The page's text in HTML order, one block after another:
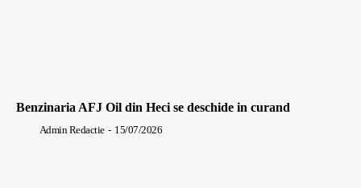
Benzinaria AFJ Oil din Heci se deschide in curand
Admin Redactie - 15/07/2026